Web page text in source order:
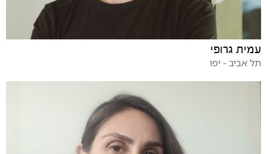
עמית גרופי
תל אביב - יפו